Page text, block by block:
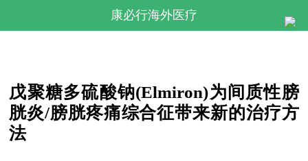
康必行海外医疗
戊聚糖多硫酸钠(Elmiron)为间质性膀
胱炎/膀胱疼痛综合征带来新的治疗方
法